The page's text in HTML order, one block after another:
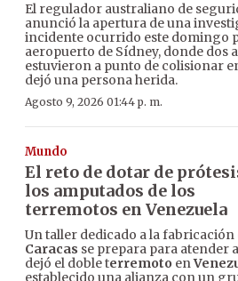
El regulador australiano de
anunció la apertura de una
incidente ocurrido este domingo
aeropuerto de Sídney, donde dos
estuvieron a punto de colisionar
dejó una persona herida.
Agosto 9, 2026 01:44 p. m.
Mundo
El reto de dotar de
los amputados de los
terremotos en Venezuela
Un taller dedicado a la fabricación
Caracas se prepara para atender
dejó el doble terremoto en
establecido una alianza con un